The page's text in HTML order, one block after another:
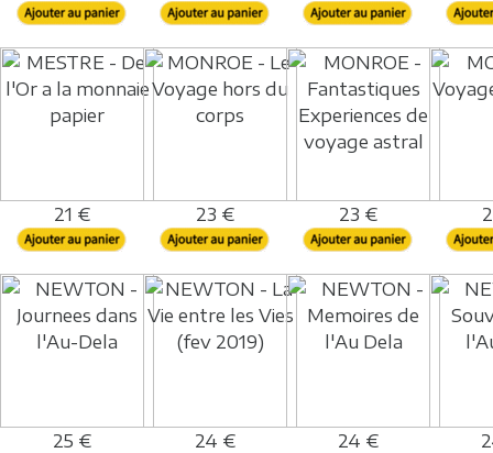
21 € 23 € 23 €
25 € 24 € 24 €